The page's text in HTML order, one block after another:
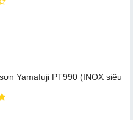
Yamafuji PT990 (INOX siêu